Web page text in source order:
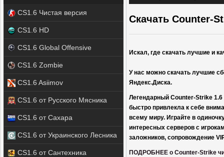
CS1.6 Чистая версия
CS1.6 HD
CS1.6 Global Offensive
CS1.6 Zombie
CS1.6 Asiimov
CS1.6 от Русского Мясника
CS1.6 от Сахара
CS1.6 от Украинского Лесника
CS1.6 от Сантехника
Скачать Counter-
Искал, где скачать лучшие и
У нас можно скачать лучшие
Яндекс.Диска.
Легендарный Counter-Strike
быстро привлекла к себе
всему миру. Играйте в
интересных серверов с
заложников, сопровождение
ПОДРОБНЕЕ о Counter-Strike